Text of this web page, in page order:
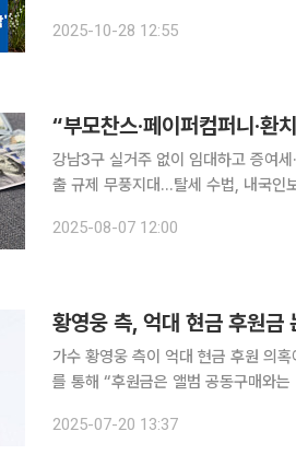
금전은 최대 5억 원까지 가능하며 부
2025-10-28 12:55
“부모찬스·페이퍼컴퍼니·
강남3구 실거주 없이 임대하고 증여
출 규제 무풍지대…탈세 수법, 내국인보다 정교해 정부의 고강도 부동산 규
국세청은 국내 대출 규제가 적용되지
2025-08-07 12:00
가수 황영웅 측이 억대 현금 후원 의혹에 입장을 밝혔다. 19일 황
를 통해 “후원금은 앨범 공동구매와
금해주신 후원금을 전달하는 과정에
2025-07-20 13:37